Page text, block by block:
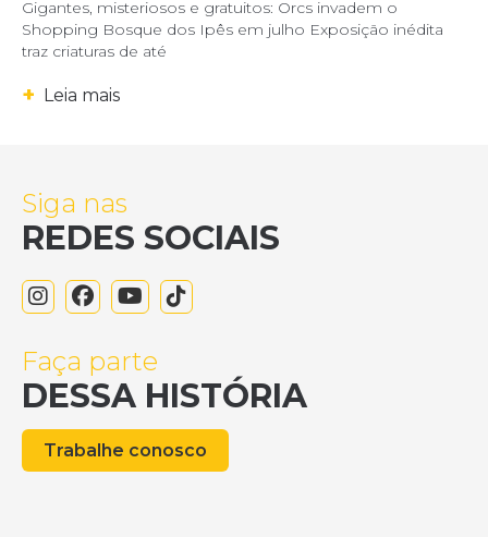
Gigantes, misteriosos e gratuitos: Orcs invadem o
Shopping Bosque dos Ipês em julho Exposição inédita
traz criaturas de até
+ Leia mais
Siga nas
REDES SOCIAIS
Faça parte
DESSA HISTÓRIA
Trabalhe conosco